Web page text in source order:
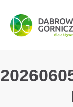
PRZEJDŹ DO
PRZEJDŹ DO
PRZEJDŹ DO